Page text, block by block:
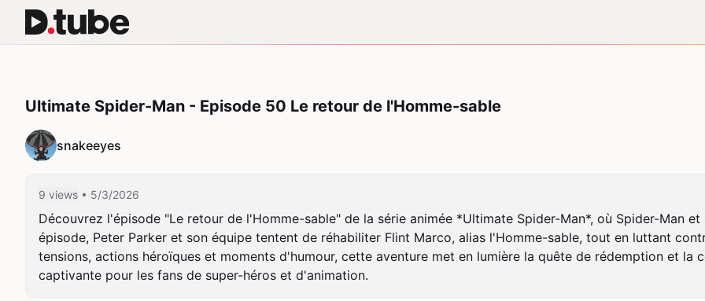
Ultimate Spider-Man - Episode 50 Le retour de l'Homme-sable
snakeeyes
9 views • 5/3/2026
Découvrez l'épisode "Le retour de l'Homme-sable" de la série animée *Ultimate Spider-Man*, où Spider-Man
épisode, Peter Parker et son équipe tentent de réhabiliter Flint Marco, alias l'Homme-sable, tout en luttant
tensions, actions héroïques et moments d'humour, cette aventure met en lumière la quête de rédemption et la
captivante pour les fans de super-héros et d'animation.